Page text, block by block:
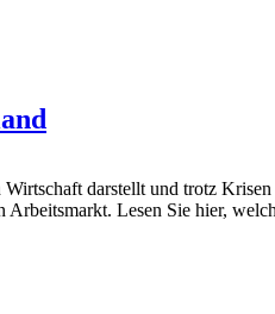
darstellt und trotz
Lesen Sie hier,